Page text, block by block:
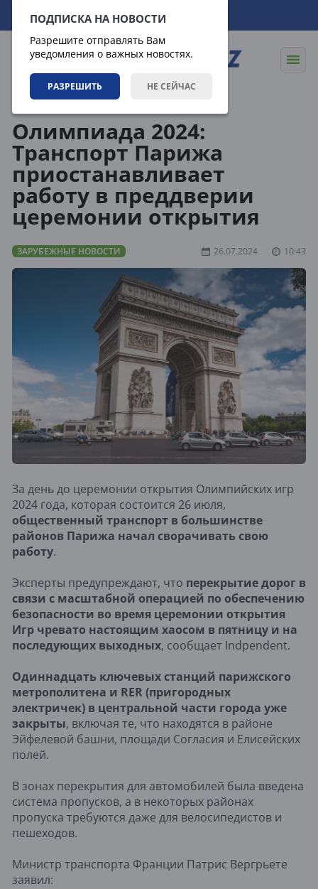
ПОДПИСКА НА НОВОСТИ
Разрешите отправлять Вам
уведомления о важных новостях.
РАЗРЕШИТЬ НЕ СЕЙЧАС
08.08.2026 04:37:58
Олимпиада 2024:
Транспорт Парижа
приостанавливает
работу в преддверии
церемонии открытия
ЗАРУБЕЖНЫЕ НОВОСТИ 26.07.2024 10:43
За день до церемонии открытия Олимпийских игр
2024 года, которая состоится 26 июля,
общественный транспорт в большинстве
районов Парижа начал сворачивать свою
работу.
Эксперты предупреждают, что перекрытие дорог в
связи с масштабной операцией по обеспечению
безопасности во время церемонии открытия
Игр чревато настоящим хаосом в пятницу и на
последующих выходных, сообщает Indpendent.
Одиннадцать ключевых станций парижского
метрополитена и RER (пригородных
электричек) в центральной части города уже
закрыты, включая те, что находятся в районе
Эйфелевой башни, площади Согласия и Елисейских
полей.
В зонах перекрытия для автомобилей была введена
система пропусков, а в некоторых районах
пропуска требуются даже для велосипедистов и
пешеходов.
Министр транспорта Франции Патрис Вергрьете
заявил: